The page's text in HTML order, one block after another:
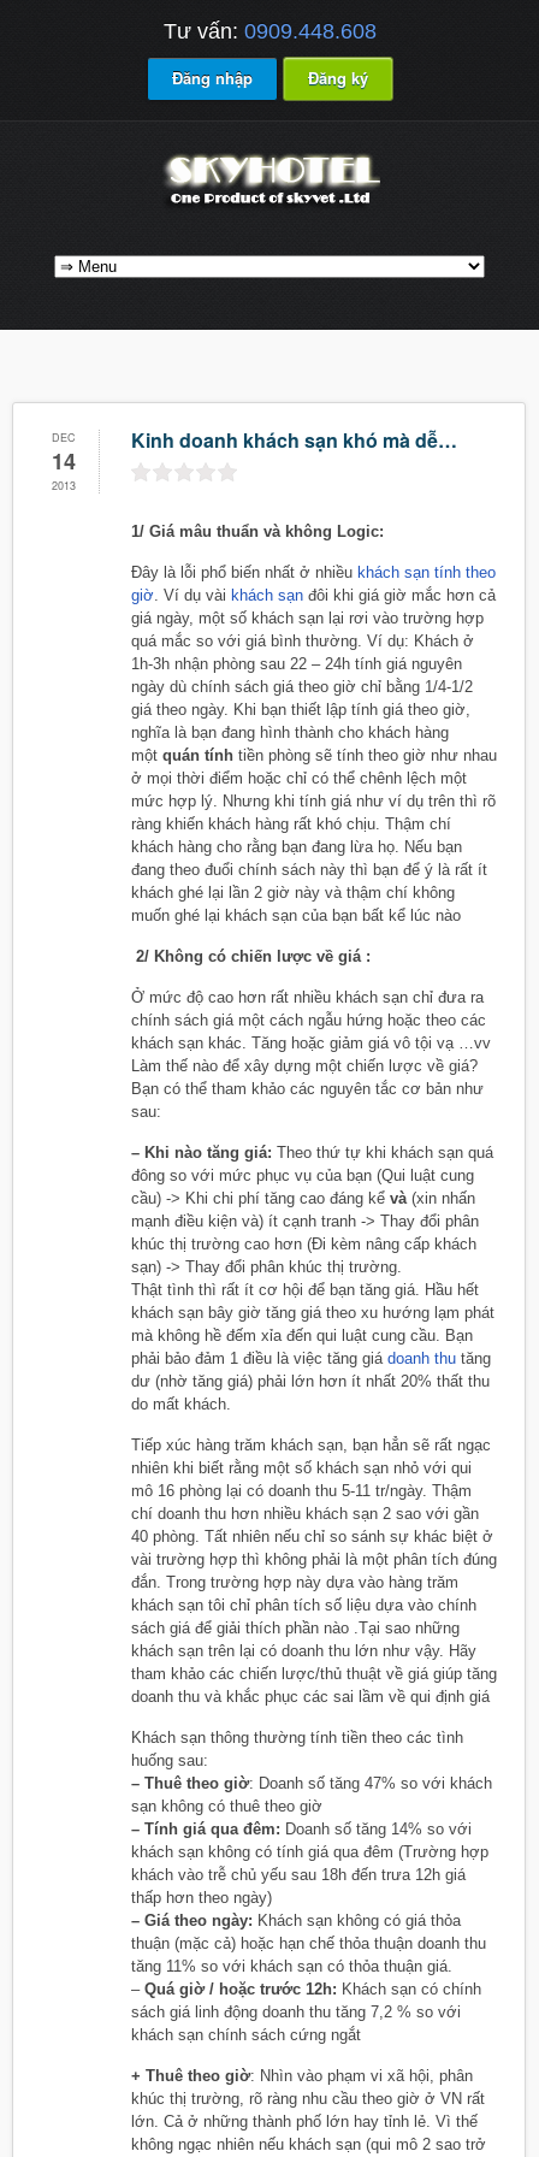
Tư vấn: 0909.448.608
Đăng nhập Đăng ký
DEC
14
2013
Kinh doanh khách sạn khó mà dễ…
1/ Giá mâu thuẩn và không Logic:
Đây là lỗi phổ biến nhất ở nhiều khách sạn tính theo
giờ . Ví dụ vài khách sạn đôi khi giá giờ mắc hơn cả
giá ngày, một số khách sạn lại rơi vào trường hợp
quá mắc so với giá bình thường. Ví dụ: Khách ở
1h-3h nhận phòng sau 22 – 24h tính giá nguyên
ngày dù chính sách giá theo giờ chỉ bằng 1/4-1/2
giá theo ngày. Khi bạn thiết lập tính giá theo giờ,
nghĩa là bạn đang hình thành cho khách hàng
một quán tính tiền phòng sẽ tính theo giờ như nhau
ở mọi thời điểm hoặc chỉ có thể chênh lệch một
mức hợp lý. Nhưng khi tính giá như ví dụ trên thì rõ
ràng khiến khách hàng rất khó chịu. Thậm chí
khách hàng cho rằng bạn đang lừa họ. Nếu bạn
đang theo đuổi chính sách này thì bạn để ý là rất ít
khách ghé lại lần 2 giờ này và thậm chí không
muốn ghé lại khách sạn của bạn bất kể lúc nào
2/ Không có chiến lược về giá :
Ở mức độ cao hơn rất nhiều khách sạn chỉ đưa ra
chính sách giá một cách ngẫu hứng hoặc theo các
khách sạn khác. Tăng hoặc giảm giá vô tội vạ …vv
Làm thế nào để xây dựng một chiến lược về giá?
Bạn có thể tham khảo các nguyên tắc cơ bản như
sau:
– Khi nào tăng giá: Theo thứ tự khi khách sạn quá
đông so với mức phục vụ của bạn (Qui luật cung
cầu) -> Khi chi phí tăng cao đáng kể và (xin nhấn
mạnh điều kiện và) ít cạnh tranh -> Thay đổi phân
khúc thị trường cao hơn (Đi kèm nâng cấp khách
sạn) -> Thay đổi phân khúc thị trường.
Thật tình thì rất ít cơ hội để bạn tăng giá. Hầu hết
khách sạn bây giờ tăng giá theo xu hướng lạm phát
mà không hề đếm xỉa đến qui luật cung cầu. Bạn
phải bảo đảm 1 điều là việc tăng giá doanh thu tăng
dư (nhờ tăng giá) phải lớn hơn ít nhất 20% thất thu
do mất khách.
Tiếp xúc hàng trăm khách sạn, bạn hẳn sẽ rất ngạc
nhiên khi biết rằng một số khách sạn nhỏ với qui
mô 16 phòng lại có doanh thu 5-11 tr/ngày. Thậm
chí doanh thu hơn nhiều khách sạn 2 sao với gần
40 phòng. Tất nhiên nếu chỉ so sánh sự khác biệt ở
vài trường hợp thì không phải là một phân tích đúng
đắn. Trong trường hợp này dựa vào hàng trăm
khách sạn tôi chỉ phân tích số liệu dựa vào chính
sách giá để giải thích phần nào .Tại sao những
khách sạn trên lại có doanh thu lớn như vậy. Hãy
tham khảo các chiến lược/thủ thuật về giá giúp tăng
doanh thu và khắc phục các sai lầm về qui định giá
Khách sạn thông thường tính tiền theo các tình
huống sau:
– Thuê theo giờ: Doanh số tăng 47% so với khách
sạn không có thuê theo giờ
– Tính giá qua đêm: Doanh số tăng 14% so với
khách sạn không có tính giá qua đêm (Trường hợp
khách vào trễ chủ yếu sau 18h đến trưa 12h giá
thấp hơn theo ngày)
– Giá theo ngày: Khách sạn không có giá thỏa
thuận (mặc cả) hoặc hạn chế thỏa thuận doanh thu
tăng 11% so với khách sạn có thỏa thuận giá.
– Quá giờ / hoặc trước 12h: Khách sạn có chính
sách giá linh động doanh thu tăng 7,2 % so với
khách sạn chính sách cứng ngắt
+ Thuê theo giờ: Nhìn vào phạm vi xã hội, phân
khúc thị trường, rõ ràng nhu cầu theo giờ ở VN rất
lớn. Cả ở những thành phố lớn hay tỉnh lẻ. Vì thế
không ngạc nhiên nếu khách sạn (qui mô 2 sao trở